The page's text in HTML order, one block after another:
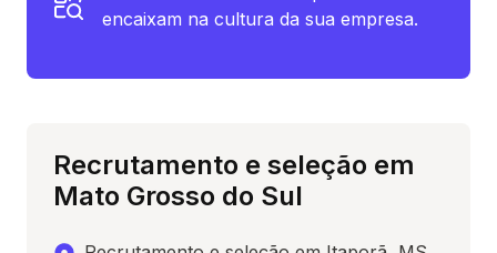
encaixam na cultura da sua empresa.
Recrutamento e seleção em
Mato Grosso do Sul